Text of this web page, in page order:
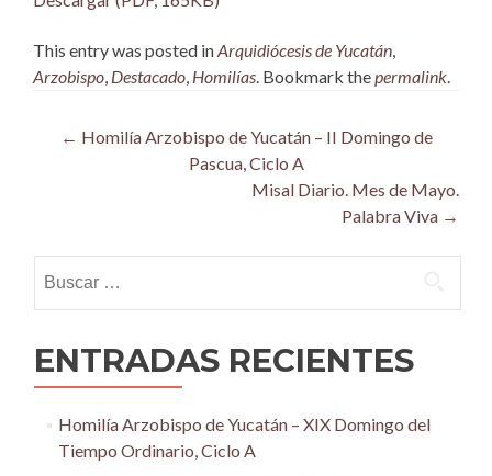
This entry was posted inArquidiócesis de Yucatán
Arzobispo Destacado Homilías . Bookmark the permalink
Post
navigation
← Homilía Arzobispo de Yucatán – II Domingo de
Pascua, Ciclo A
Misal Diario. Mes de Mayo.
Palabra Viva →
ENTRADAS RECIENTES
Homilía Arzobispo de Yucatán – XIX Domingo del
Tiempo Ordinario, Ciclo A